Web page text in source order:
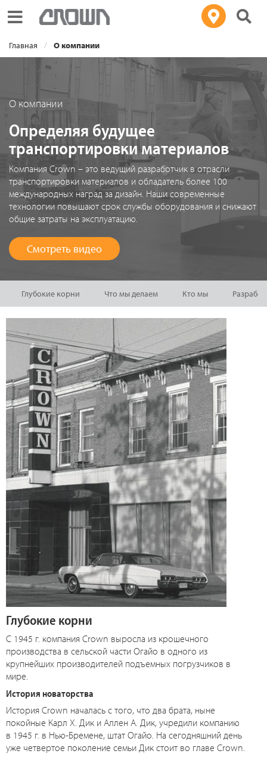
Toggle navigation
Главная О компании
О компании
Определяя будущее
транспортировки материалов
Компания Crown – это ведущий разработчик в отрасли
транспортировки материалов и обладатель более 100
международных наград за дизайн. Наши современные
технологии повышают срок службы оборудования и снижают
общие затраты на эксплуатацию.
Смотреть видео
Глубокие корни Что мы делаем Кто мы
Глубокие корни
С 1945 г. компания Crown выросла из крошечного
производства в сельской части Огайо в одного из
крупнейших производителей подъемных погрузчиков в
мире.
История новаторства
История Crown началась с того, что два брата, ныне
покойные Карл Х. Дик и Аллен А. Дик, учредили компанию
в 1945 г. в Нью-Бремене, штат Огайо. На сегодняшний день
уже четвертое поколение семьи Дик стоит во главе Crown.